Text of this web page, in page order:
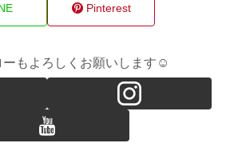
Pinterest
ーもよろしくお願いします☺